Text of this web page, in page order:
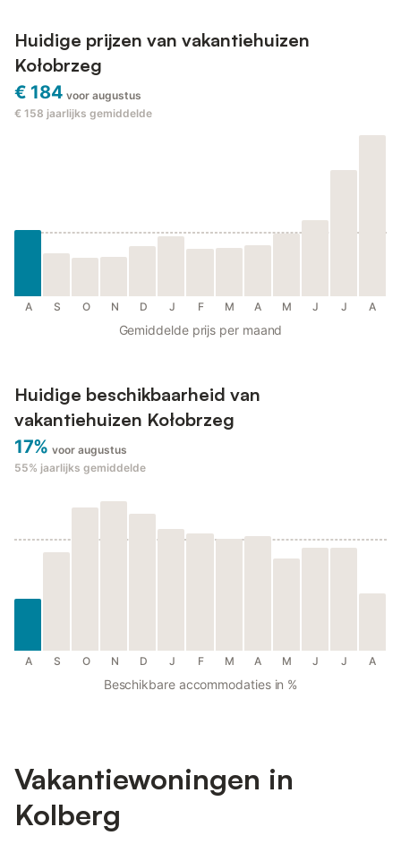
Huidige prijzen van vakantiehuizen
Kołobrzeg
€ 184 voor augustus
€ 158 jaarlijks gemiddelde
A S O N D J F M A M J J A
Gemiddelde prijs per maand
Huidige beschikbaarheid van
vakantiehuizen Kołobrzeg
17% voor augustus
55% jaarlijks gemiddelde
A S O N D J F M A M J J A
Beschikbare accommodaties in %
Vakantiewoningen in
Kolberg